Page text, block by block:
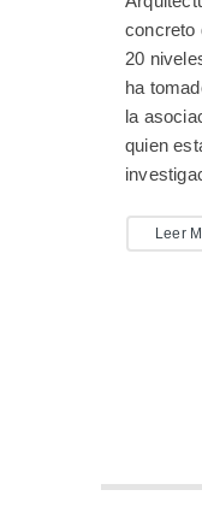
concreto
20
ha
la
quien
Leer